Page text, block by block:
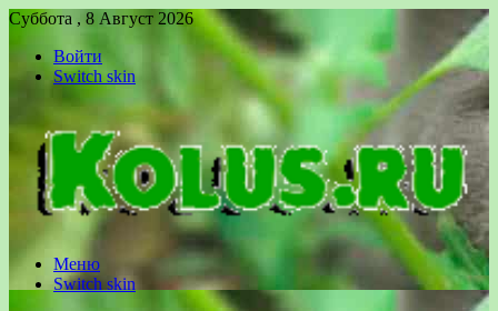
Суббота , 8 Август 2026
Войти
Switch skin
Меню
Switch skin